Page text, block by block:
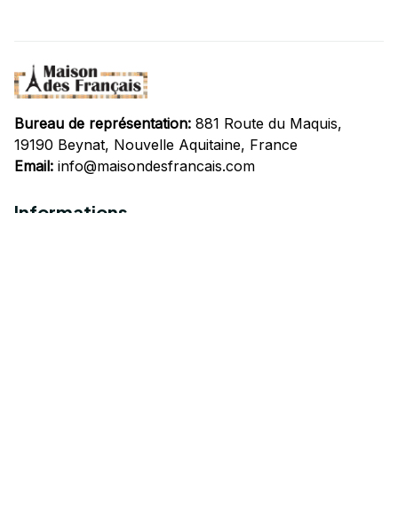
Bureau de représentation: 881 Route du Maquis,
19190 Beynat, Nouvelle Aquitaine, France
Email: info@maisondesfrancais.com
Informations